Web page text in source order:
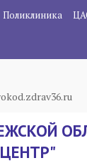
Поликлиника